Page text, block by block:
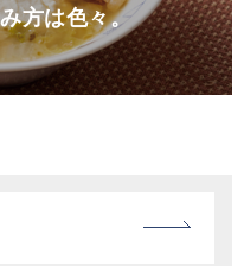
方は色々。